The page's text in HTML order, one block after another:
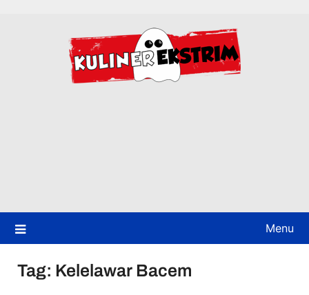
Menu
Tag: Kelelawar Bacem